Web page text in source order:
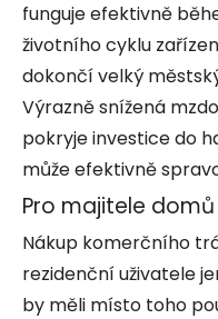
funguje efektivně
životního cyklu
dokončí velký
Výrazně snížená
pokryje investice do
může efektivně
Pro majitele
Nákup komerčního
rezidenční uživatele
by měli místo toho